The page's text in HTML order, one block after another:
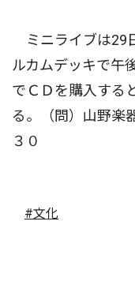
ミニライブは29
ルカムデッキで午
でＣＤを購入する
る。（問）山野楽
３０
#文化